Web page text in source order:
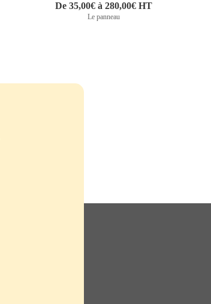
De 35,00€ à 280,00€ HT
Le panneau